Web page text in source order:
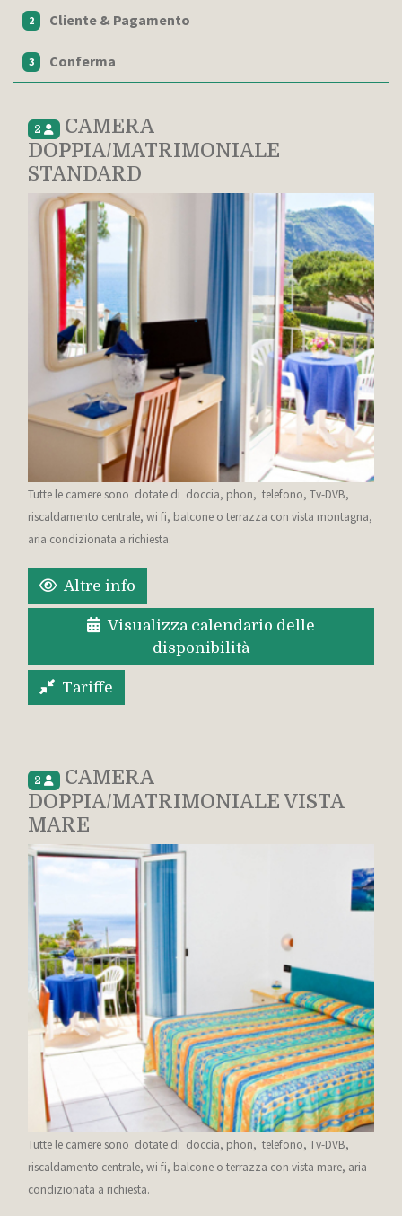
2 Cliente & Pagamento
3 Conferma
2
CAMERA
DOPPIA/MATRIMONIALE
STANDARD
Tutte le camere sono dotate di doccia, phon, telefono, Tv-DVB,
riscaldamento centrale, wi fi, balcone o terrazza con vista montagna,
aria condizionata a richiesta.
Altre info
Visualizza calendario delle
disponibilità
Tariffe
2
CAMERA
DOPPIA/MATRIMONIALE VISTA
MARE
Tutte le camere sono dotate di doccia, phon, telefono, Tv-DVB,
riscaldamento centrale, wi fi, balcone o terrazza con vista mare, aria
condizionata a richiesta.